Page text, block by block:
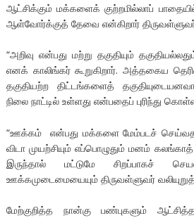
ஆட்சிக்கும் மக்களைக் குற்றமில்லாப்
ஆள்வோர்க்குத் தேவை என்கிறார்
“அறிவு என்பது மற்று தகுதியும்
எனக் காலிங்கர் கூறுகிறார். அத்தகைய
தகுதியற்ற திட்டங்களைத்
நிலை நாட்டில் உள்ளது என்பதைப் புரிந்து
“ஊக்கம் என்பது மக்களை மேம்படச்
விடா முயற்சியும் எப்பொழுதும் மனம்
இருந்தால் மட்டுமே சிறப்பாகச்
ஊக்கமுடைமையையும் திருவள்ளுவர்
மேற்குறித்த நான்கு பண்புகளும்